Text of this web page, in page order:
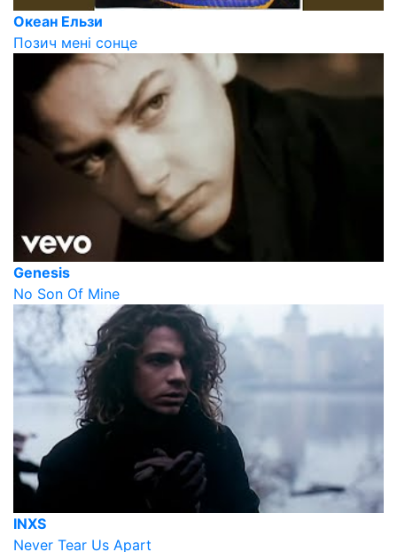
Океан Ельзи
Позич мені сонце
Genesis
No Son Of Mine
INXS
Never Tear Us Apart